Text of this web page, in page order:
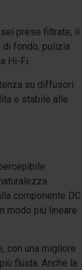
prese filtrate, il
fondo, pulizia
Hi-Fi.
su diffusori:
e stabile alle
componente DC
modo più lineare
con una migliore
fluida. Anche la